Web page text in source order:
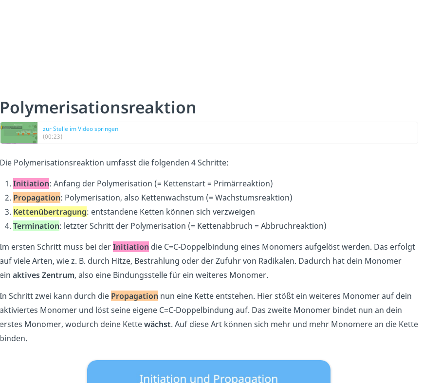
Polymerisationsreaktion
zur Stelle im Video springen
(00:23)
Die Polymerisationsreaktion umfasst die folgenden 4 Schritte:
Initiation: Anfang der Polymerisation (= Kettenstart = Primärreaktion)
Propagation: Polymerisation, also Kettenwachstum (= Wachstumsreaktion)
Kettenübertragung: entstandene Ketten können sich verzweigen
Termination: letzter Schritt der Polymerisation (= Kettenabbruch = Abbruchreaktion)
Im ersten Schritt muss bei derInitiation die C=C-Doppelbindung eines Monomers aufgelöst werden. Das erfolgt
auf viele Arten, wie z. B. durch Hitze, Bestrahlung oder der Zufuhr von Radikalen. Dadurch hat dein Monomer
ein aktives Zentrum, also eine Bindungsstelle für ein weiteres Monomer.
In Schritt zwei kann durch die Propagation nun eine Kette entstehen. Hier stößt ein weiteres Monomer auf dein
aktiviertes Monomer und löst seine eigene C=C-Doppelbindung auf. Das zweite Monomer bindet nun an dein
erstes Monomer, wodurch deine Kettewächst. Auf diese Art können sich mehr und mehr Monomere an die Kette
binden.